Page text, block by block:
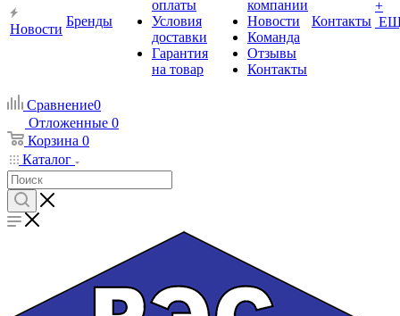
Новости
Бренды
оплаты
Условия
доставки
Гарантия
на товар
компании
Новости
Команда
Отзывы
Контакты
Контакты
+
Сравнение0
Отложенные 0
Корзина 0
Каталог